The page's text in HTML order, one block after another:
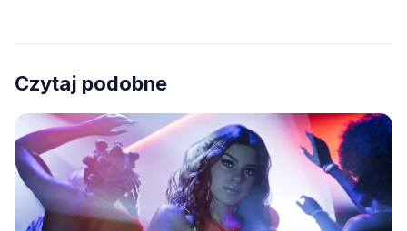
Czytaj podobne